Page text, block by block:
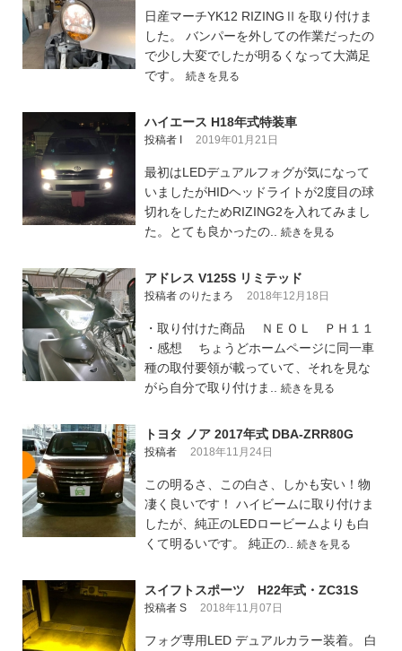
日産マーチYK12 RIZINGⅡを取り付けま
した。 バンパーを外しての作業だったの
で少し大変でしたが明るくなって大満足
です。 続きを見る
ハイエース H18年式特装車
投稿者 I 2019年01月21日
最初はLEDデュアルフォグが気になって
いましたがHIDヘッドライトが2度目の球
切れをしたためRIZING2を入れてみまし
た。とても良かったの.. 続きを見る
アドレス V125S リミテッド
投稿者 のりたまろ 2018年12月18日
・取り付けた商品 ＮＥＯＬ ＰＨ１１
・感想 ちょうどホームページに同一車
種の取付要領が載っていて、それを見な
がら自分で取り付けま.. 続きを見る
トヨタ ノア 2017年式 DBA-ZRR80G
投稿者 2018年11月24日
この明るさ、この白さ、しかも安い！物
凄く良いです！ ハイビームに取り付けま
したが、純正のLEDロービームよりも白
くて明るいです。 純正の.. 続きを見る
スイフトスポーツ H22年式・ZC31S
投稿者 S 2018年11月07日
フォグ専用LED デュアルカラー装着。 白